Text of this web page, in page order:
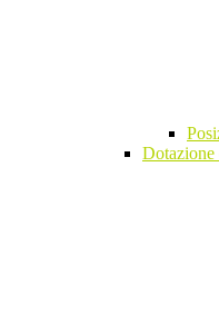
Dotazione